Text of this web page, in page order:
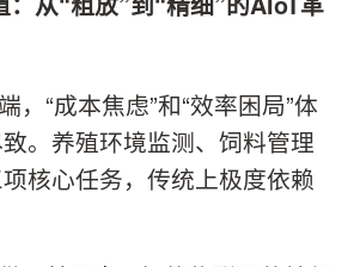
，“成本焦虑”和“效率困局”体
。养殖环境监测、饲料管理
核心任务，传统上极度依赖